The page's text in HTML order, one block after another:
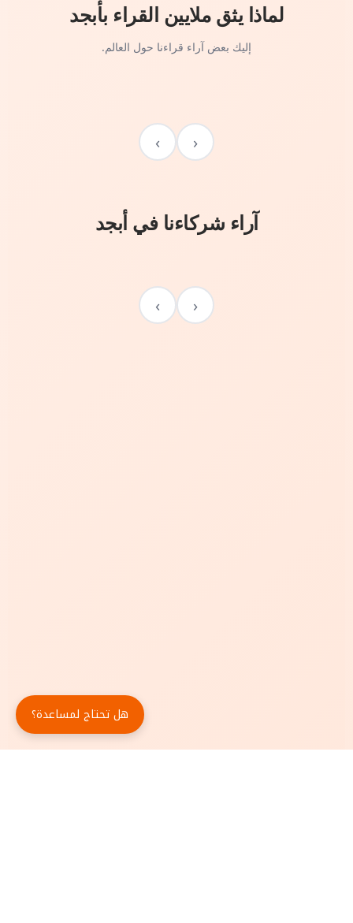
لماذا يثق ملايين القراء بأبجد
إليك بعض آراء قراءنا حول العالم.
‹
›
آراء شركاءنا في أبجد
‹
›
هل تحتاج لمساعدة؟